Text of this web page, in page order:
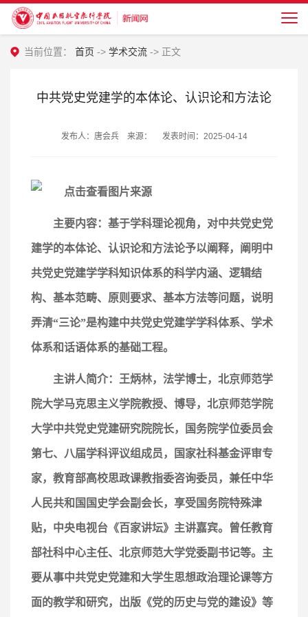
当前位置： 首页 -> 学术交流 -> 正文
中共党史党建学的本体论、认识论和方法论
发布人：唐会兵 来源： 发表时间：2025-04-14
主要内容： 基于学科理论视角，对中共党史党
建学的本体论、认识论和方法论予以阐释，阐明中
共党史党建学学科知识体系的科学内涵、逻辑结
构、基本范畴、原则要求、基本方法等问题，说明
弄清“三论”是构建中共党史党建学学科体系、学术
体系和话语体系的基础工程。
主讲人简介：王炳林，法学博士，北京师范学
院大学马克思主义学院教授、博导，北京师范学院
大学中共党史党建研究院院长，国务院学位委员会
第七、八届学科评议组成员，国家社科基金评审专
家，教育部高校思政课教指委咨询委员，兼任中华
人民共和国国史学会副会长，享受国务院特殊津
贴，中央电视台《百家讲坛》主讲嘉宾。曾任教育
部社科中心主任、北京师范大学党委副书记等。 主
要从事中共党史党建和大学生思想政治理论课等方
面的教学和研究，出版《党的历史与党的建设》等